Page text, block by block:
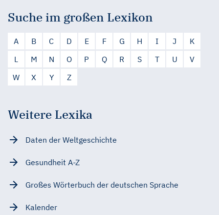
Suche im großen Lexikon
A B C D E F G H I J
K
L
M N O P Q R S T U
V
W
X Y Z
Weitere Lexika
Daten der Weltgeschichte
Gesundheit A-Z
Großes Wörterbuch der deutschen Sprache
Kalender